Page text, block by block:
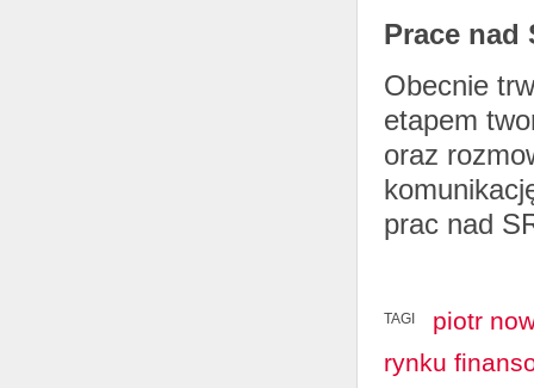
Prace nad
Obecnie
etapem
oraz
prac nad
TAGI
piotr
rynku